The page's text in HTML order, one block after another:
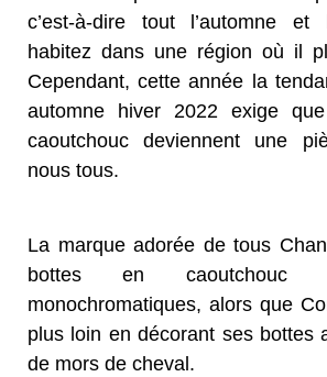
c’est-à-dire tout l’automne
habitez dans une région où il
Cependant, cette année la
automne hiver 2022 exige
caoutchouc deviennent une
nous tous.
La marque adorée de tous
bottes en caoutchouc
monochromatiques, alors que
plus loin en décorant ses bottes
de mors de cheval.